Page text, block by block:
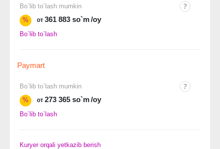
Bo`lib to`lash mumkin
%
от 361 883 so`m/oy
Bo`lib to`lash
Paymart
Bo`lib to`lash mumkin
%
от 273 365 so`m/oy
Bo`lib to`lash
Kuryer orqali yetkazib berish